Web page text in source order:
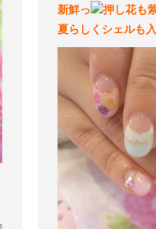
新鮮っ
押し花も
夏らしくシェルも